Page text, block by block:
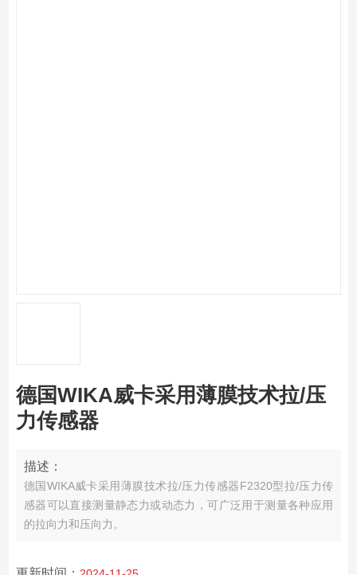
德国WIKA威卡采用薄膜技术拉/压
力传感器
描述：
德国WIKA威卡采用薄膜技术拉/压力传感器F2320型拉/压力传
感器可以直接测量静态力或动态力，可广泛用于测量各种应用
的拉向力和压向力。